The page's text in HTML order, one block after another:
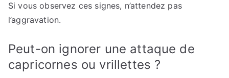
Si vous observez ces signes, n’attendez pas
l’aggravation.
Peut-on ignorer une attaque de
capricornes ou vrillettes ?